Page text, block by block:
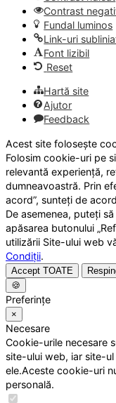
Contrast
Fundal luminos
Link-uri
Font lizibil
Reset
Hartă site
Ajutor
Feedback
Acest site folosește
Folosim cookie-uri pe
relevantă experiență,
dumneavoastră. Prin
acord”, sunteți de
De asemenea, puteți
apăsarea butonului
utilizării Site-ului web
Condiții.
Accept TOATE
🍪
Preferințe
×
Necesare
Cookie-urile necesare
site-ului web, iar site-
ele.Aceste cookie-uri
personală.